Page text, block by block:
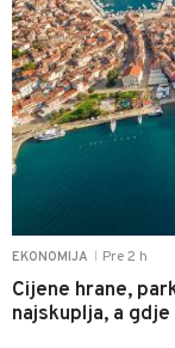
EKONOMIJA Pre 2 h
Cijene hrane,
najskuplja, a